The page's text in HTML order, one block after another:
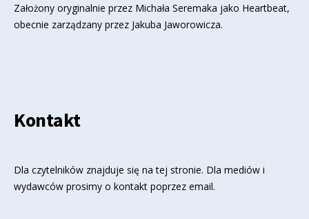
Założony oryginalnie przez Michała Seremaka jako Heartbeat,
obecnie zarządzany przez Jakuba Jaworowicza.
Kontakt
Dla czytelników znajduje się na tej stronie. Dla mediów i
wydawców prosimy o kontakt poprzez email.